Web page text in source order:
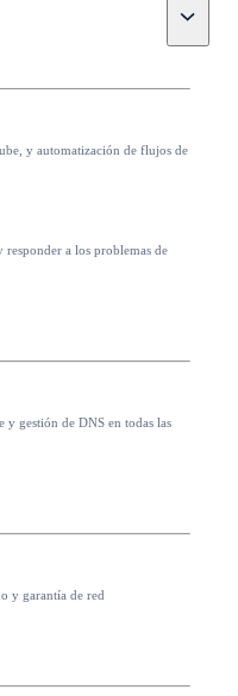
Toggle
y automatización de flujos de
a los problemas de
y gestión de DNS en todas las
y garantía de red